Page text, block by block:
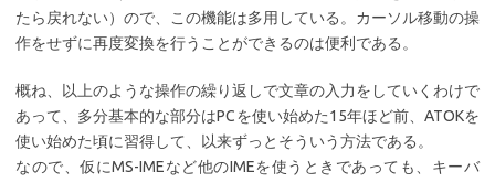
たら戻れない）ので、この機能は多用している。カーソル移動の操
作をせずに再度変換を行うことができるのは便利である。
概ね、以上のような操作の繰り返しで文章の入力をしていくわけで
あって、多分基本的な部分はPCを使い始めた15年ほど前、ATOKを
使い始めた頃に習得して、以来ずっとそういう方法である。
なので、仮にMS-IMEなど他のIMEを使うときであっても、キーバ